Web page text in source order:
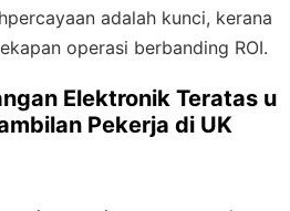
adalah kunci, kerana
operasi berbanding ROI.
Elektronik Teratas u
Pekerja di UK